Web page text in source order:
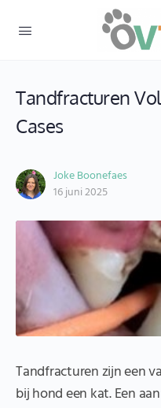
Tandfracturen
Cases
Joke Boonefaes
16 juni 2025
Tandfracturen zijn een
bij hond een kat. Een